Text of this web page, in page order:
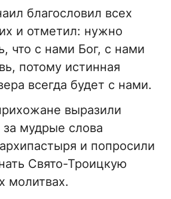
благословил всех
и отметил: нужно
что с нами Бог, с нами
потому истинная
всегда будет с нами.
выразили
за мудрые слова
и попросили
Свято-Троицкую
молитвах.